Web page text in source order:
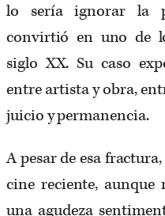
lo sería ignorar la
convirtió en uno de
siglo XX. Su caso
entre artista y obra,
juicio y permanencia.
A pesar de esa
cine reciente, aunque
una agudeza